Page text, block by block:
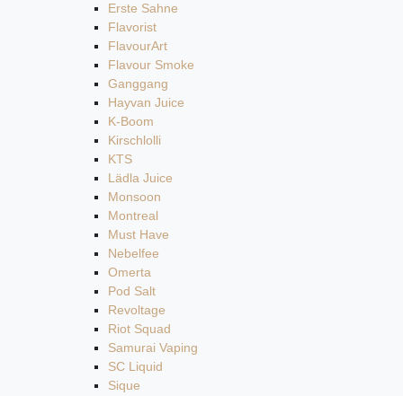
Erste Sahne
Flavorist
FlavourArt
Flavour Smoke
Ganggang
Hayvan Juice
K-Boom
Kirschlolli
KTS
Lädla Juice
Monsoon
Montreal
Must Have
Nebelfee
Omerta
Pod Salt
Revoltage
Riot Squad
Samurai Vaping
SC Liquid
Sique